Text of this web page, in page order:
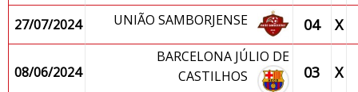
27/07/2024 UNIÃO SAMBORJENSE 04 X
08/06/2024
BARCELONA JÚLIO DE
CASTILHOS
03 X